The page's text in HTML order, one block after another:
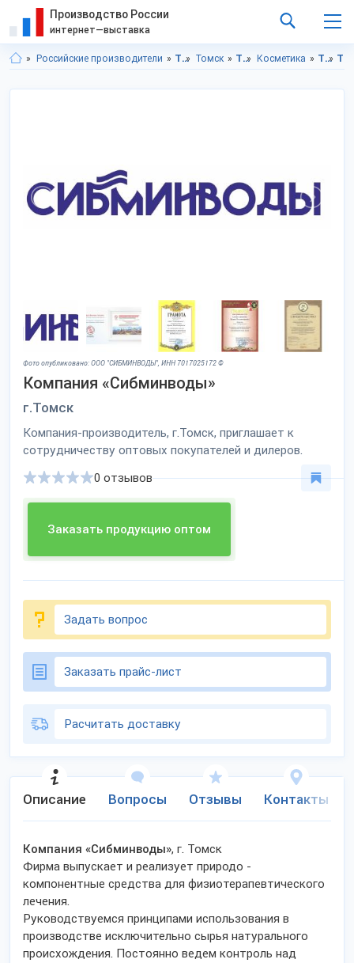
Производство России
интернет—выставка
Российские производители Томская область Томск Товары личного потребления Косметика Товары личного потребления в Томская область
Фото опубликовано: ООО "СИБМИНВОДЫ", ИНН 7017025172 ©
Компания «Сибминводы»
г.Томск
Компания-производитель, г.Томск, приглашает к
сотрудничеству оптовых покупателей и дилеров.
Заказать продукцию оптом
0 отзывов
Задать вопрос
Заказать прайс-лист
Расчитать доставку
Описание Вопросы Отзывы Контакты
Компания «Сибминводы», г. Томск
Фирма выпускает и реализует природо -
компонентные средства для физиотерапевтического
лечения.
Руководствуемся принципами использования в
производстве исключительно сырья натурального
происхождения. Постоянно ведем контроль над